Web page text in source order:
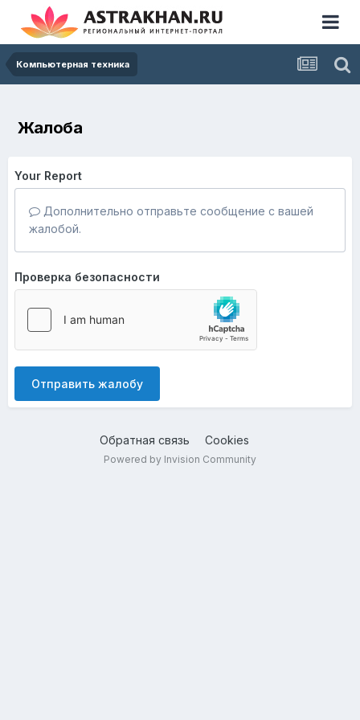
Компьютерная техника
Жалоба
Your Report
Дополнительно отправьте сообщение с вашей
жалобой.
Проверка безопасности
Отправить жалобу
Обратная связь Cookies
Powered by Invision Community